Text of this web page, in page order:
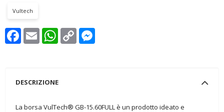
Vultech
Facebook
Email WhatsApp
Copy
Link
DESCRIZIONE
La borsa VulTech® GB-15.60FULL è un prodotto ideato e